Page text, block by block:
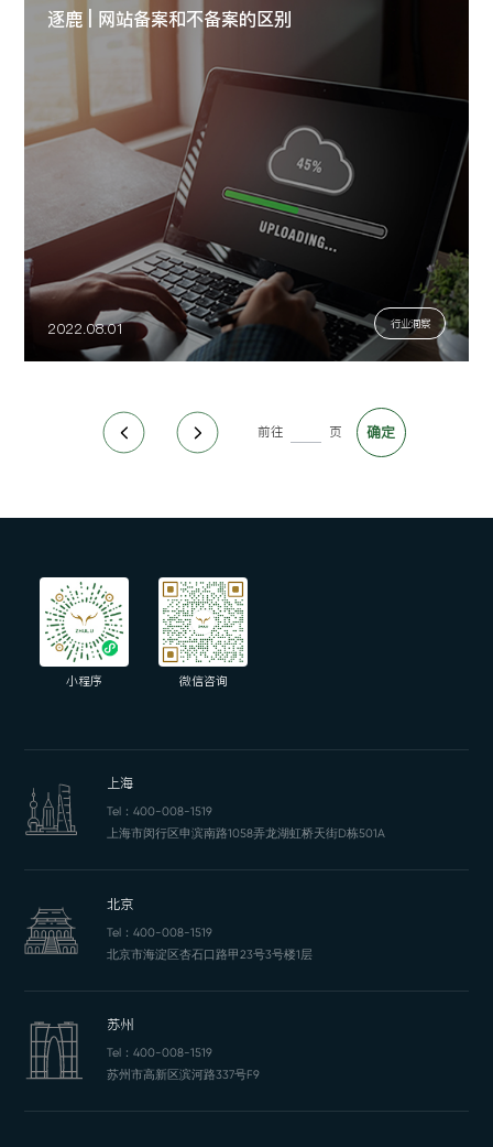
逐鹿 | 网站备案和不备案的区别
2022.08.01 行业洞察
前往 页
小程序 微信咨询
上海
Tel： 400-008-1519
上海市闵行区申滨南路1058弄龙湖虹桥天街D栋501A
北京
Tel： 400-008-1519
北京市海淀区杏石口路甲23号3号楼1层
苏州
Tel： 400-008-1519
苏州市高新区滨河路337号F9